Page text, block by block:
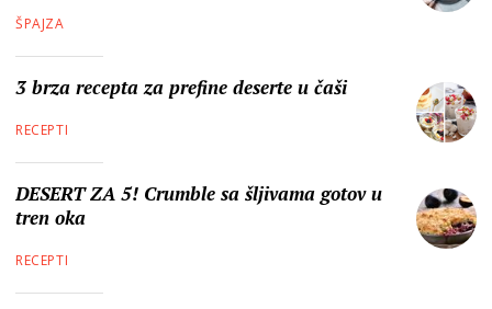
ŠPAJZA
3 brza recepta za prefine deserte u čaši
RECEPTI
DESERT ZA 5! Crumble sa šljivama gotov u
tren oka
RECEPTI